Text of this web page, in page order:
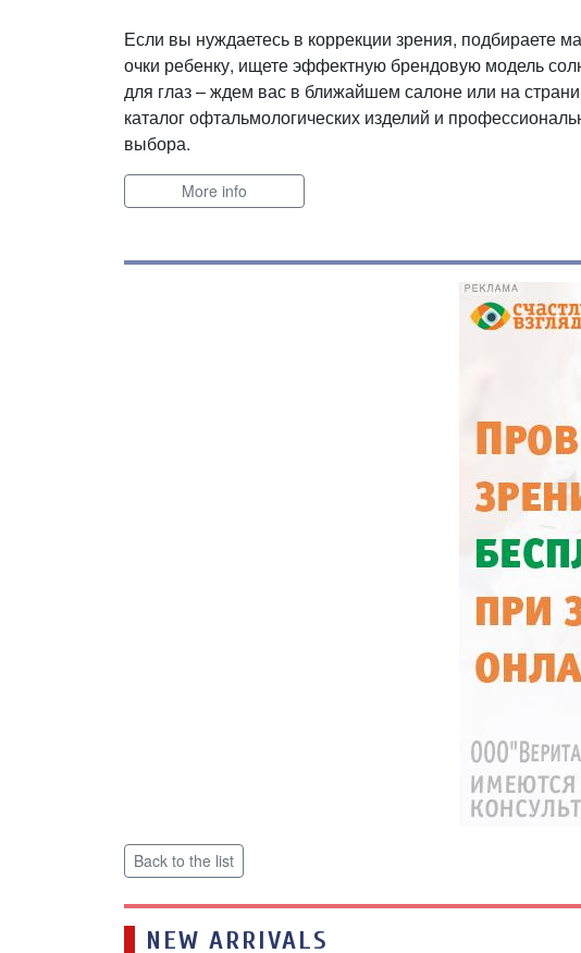
Если вы нуждаетесь в коррекции зрения, подбираете
очки ребенку, ищете эффектную брендовую модель
для глаз – ждем вас в ближайшем салоне или на
каталог офтальмологических изделий и
выбора.
More info
Back to the list
NEW ARRIVALS